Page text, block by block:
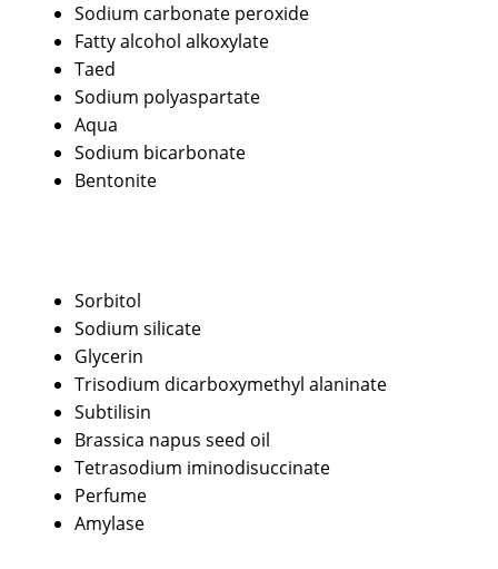
Sodium carbonate peroxide
Fatty alcohol alkoxylate
Taed
Sodium polyaspartate
Aqua
Sodium bicarbonate
Bentonite
Sorbitol
Sodium silicate
Glycerin
Trisodium dicarboxymethyl alaninate
Subtilisin
Brassica napus seed oil
Tetrasodium iminodisuccinate
Perfume
Amylase